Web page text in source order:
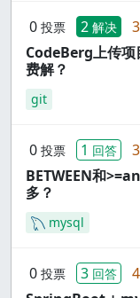
0 投票 2 解决
CodeBerg上传项
费解？
git
0 投票 1 回答
BETWEEN和
多？
mysql
0 投票 3 回答